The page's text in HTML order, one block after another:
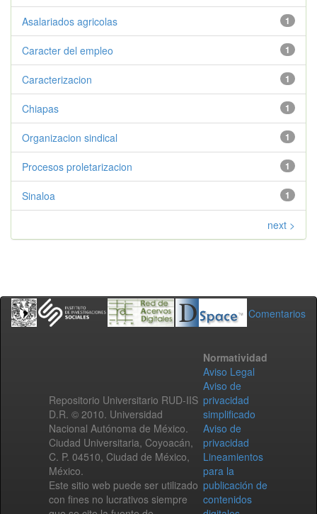
1
Asalariados agricolas
1
Caracter del empleo
1
Caracterizacion
1
Chiapas
1
Organizacion sindical
1
Procesos proletarizacion
1
Sinaloa
next >
Comentarios
Repositorio Universitario RUD-IIS
D.R. © 2010. Universidad
Nacional Autónoma de México.
Ciudad Universitaria, Coyoacán,
C. P. 04510, Ciudad de México,
México.
Este sitio web puede ser utilizado
con fines no lucrativos siempre
Normatividad
Aviso Legal
Aviso de
privacidad
simplificado
Aviso de
privacidad
Lineamientos
para la
publicación de
contenidos